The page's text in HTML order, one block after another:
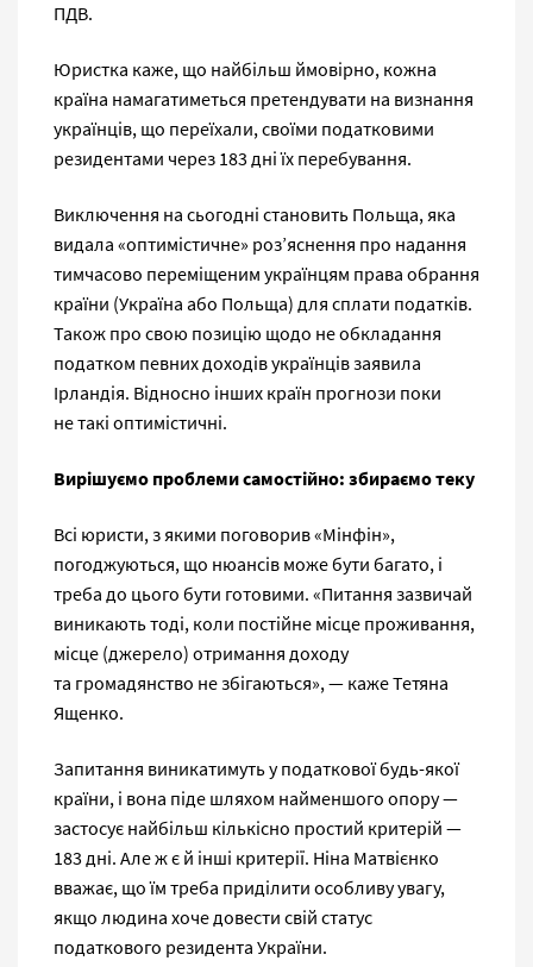
ПДВ.
Юристка каже, що найбільш ймовірно, кожна
країна намагатиметься претендувати на визнання
українців, що переїхали, своїми податковими
резидентами через 183 дні їх перебування.
Виключення на сьогодні становить Польща, яка
видала «оптимістичне» роз’яснення про надання
тимчасово переміщеним українцям права обрання
країни (Україна або Польща) для сплати податків.
Також про свою позицію щодо не обкладання
податком певних доходів українців заявила
Ірландія. Відносно інших країн прогнози поки
не такі оптимістичні.
Вирішуємо проблеми самостійно: збираємо теку
Всі юристи, з якими поговорив «Мінфін»,
погоджуються, що нюансів може бути багато, і
треба до цього бути готовими. «Питання зазвичай
виникають тоді, коли постійне місце проживання,
місце (джерело) отримання доходу
та громадянство не збігаються», — каже Тетяна
Ященко.
Запитання виникатимуть у податкової будь-якої
країни, і вона піде шляхом найменшого опору —
застосує найбільш кількісно простий критерій —
183 дні. Але ж є й інші критерії. Ніна Матвієнко
вважає, що їм треба приділити особливу увагу,
якщо людина хоче довести свій статус
податкового резидента України.